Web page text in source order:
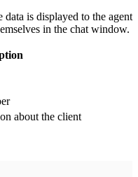
is displayed to the agent
in the chat window.
about the client